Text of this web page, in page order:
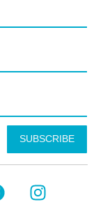
SUBSCRIBE